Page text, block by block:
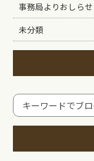
事務局よりおしらせ
未分類